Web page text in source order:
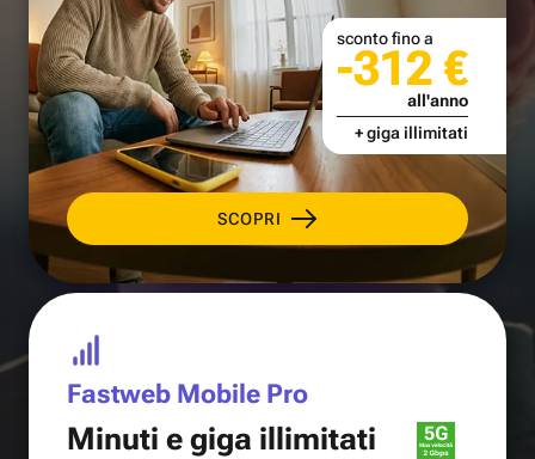
SCOPRI
sconto fino a
-312 €
all'anno
+ giga illimitati
Fastweb Mobile Pro
Minuti e giga illimitati